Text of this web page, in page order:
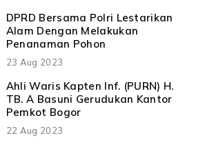
DPRD Bersama Polri Lestarikan
Alam Dengan Melakukan
Penanaman Pohon
23 Aug 2023
Ahli Waris Kapten Inf. (PURN) H.
TB. A Basuni Gerudukan Kantor
Pemkot Bogor
22 Aug 2023